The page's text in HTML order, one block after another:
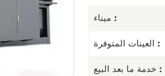
ميناء :
العينات المتوفرة :
خدمة ما بعد البيع :